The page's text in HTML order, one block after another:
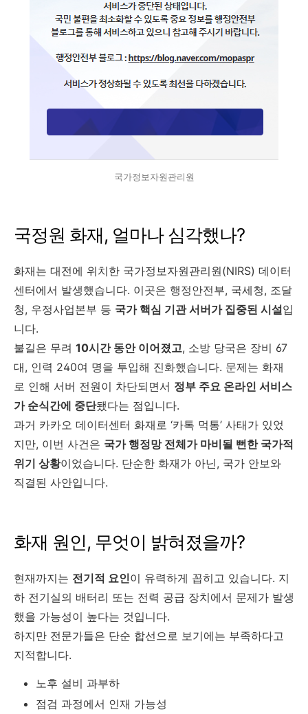
국가정보자원관리원
국정원 화재, 얼마나 심각했나?
화재는 대전에 위치한 국가정보자원관리원(NIRS) 데이터
센터에서 발생했습니다. 이곳은 행정안전부, 국세청, 조달
청, 우정사업본부 등 국가 핵심 기관 서버가 집중된 시설입
니다.
불길은 무려 10시간 동안 이어졌고, 소방 당국은 장비 67
대, 인력 240여 명을 투입해 진화했습니다. 문제는 화재
로 인해 서버 전원이 차단되면서 정부 주요 온라인 서비스
가 순식간에 중단됐다는 점입니다.
과거 카카오 데이터센터 화재로 ‘카톡 먹통’ 사태가 있었
지만, 이번 사건은 국가 행정망 전체가 마비될 뻔한 국가적
위기 상황이었습니다. 단순한 화재가 아닌, 국가 안보와
직결된 사안입니다.
화재 원인, 무엇이 밝혀졌을까?
현재까지는 전기적 요인이 유력하게 꼽히고 있습니다. 지
하 전기실의 배터리 또는 전력 공급 장치에서 문제가 발생
했을 가능성이 높다는 것입니다.
하지만 전문가들은 단순 합선으로 보기에는 부족하다고
지적합니다.
노후 설비 과부하
점검 과정에서 인재 가능성